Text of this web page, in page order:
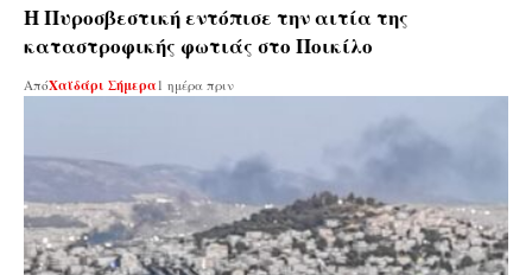
Η Πυροσβεστική εντόπισε την αιτία της
καταστροφικής φωτιάς στο Ποικίλο
ΑπόΧαϊδάρι Σήμερα 1 ημέρα πριν